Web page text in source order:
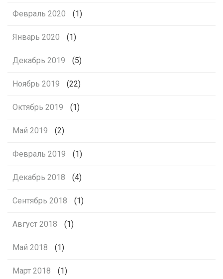
Февраль 2020 (1)
Январь 2020 (1)
Декабрь 2019 (5)
Ноябрь 2019 (22)
Октябрь 2019 (1)
Май 2019 (2)
Февраль 2019 (1)
Декабрь 2018 (4)
Сентябрь 2018 (1)
Август 2018 (1)
Май 2018 (1)
Март 2018 (1)